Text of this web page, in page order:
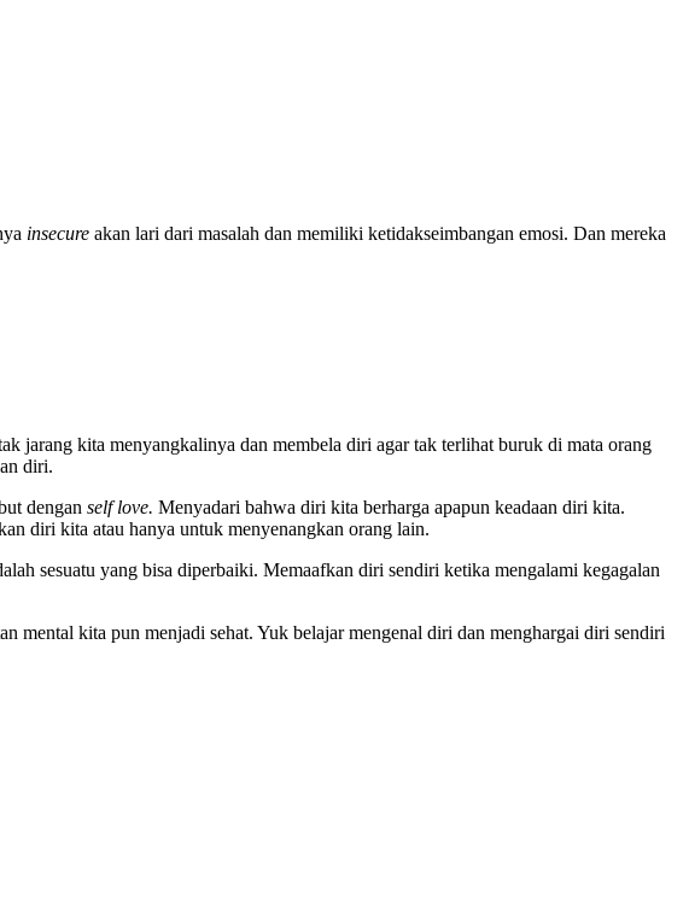
insecure akan lari dari masalah dan memiliki ketidakseimbangan emosi. Dan mereka
jarang kita menyangkalinya dan membela diri agar tak terlihat buruk di mata orang
diri.
dengan self love. Menyadari bahwa diri kita berharga apapun keadaan diri kita.
diri kita atau hanya untuk menyenangkan orang lain.
sesuatu yang bisa diperbaiki. Memaafkan diri sendiri ketika mengalami kegagalan
mental kita pun menjadi sehat. Yuk belajar mengenal diri dan menghargai diri sendiri